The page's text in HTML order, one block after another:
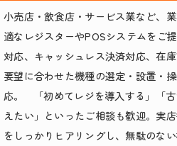
小売店・飲食店・サービス業など、
適なレジスターやPOSシステムをご
対応、キャッシュレス決済対応、在
要望に合わせた機種の選定・設置・
応。 「初めてレジを導入する」「
えたい」といったご相談も歓迎。実
をしっかりヒアリングし、無駄のな